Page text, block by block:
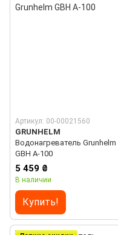
Артикул: 00-00021560
GRUNHELM
Водонагреватель Grunhelm
GBH A-100
5 459 ₴
В наличии
Купить!